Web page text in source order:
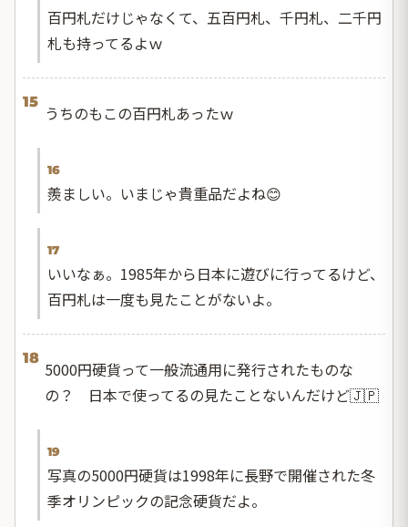
百円札だけじゃなくて、五百円札、千円札、二千円
札も持ってるよｗ
15
うちのもこの百円札あったｗ
16
羨ましい。いまじゃ貴重品だよね😊
17
いいなぁ。1985年から日本に遊びに行ってるけど、
百円札は一度も見たことがないよ。
18
5000円硬貨って一般流通用に発行されたものな
の？ 日本で使ってるの見たことないんだけど🇯🇵
19
写真の5000円硬貨は1998年に長野で開催された冬
季オリンピックの記念硬貨だよ。